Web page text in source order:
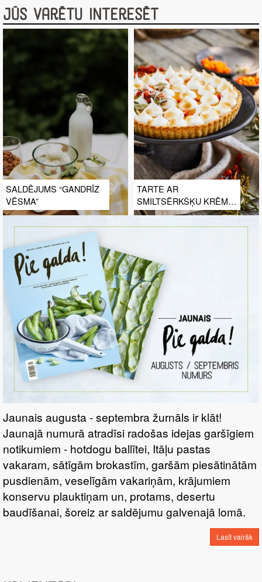
Jūs varētu interesēt
SALDĒJUMS “GANDRĪZ
VĒSMA”
TARTE AR
SMILTSĒRKŠĶU KRĒMU
UN MERINGU
Jaunais augusta - septembra žurnāls ir klāt!
Jaunajā numurā atradīsi radošas idejas garšīgiem
notikumiem - hotdogu ballītei, Itāļu pastas
vakaram, sātīgām brokastīm, garšām piesātinātām
pusdienām, veselīgām vakariņām, krājumiem
konservu plauktiņam un, protams, desertu
baudīšanai, šoreiz ar saldējumu galvenajā lomā.
Lasīt vairāk